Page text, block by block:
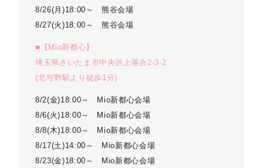
8/26(月)18:00～ 熊谷会場
8/27(火)18:00～ 熊谷会場
■【Mio新都心】
埼玉県さいたま市中央区上落合2-3-2
(北与野駅より徒歩1分)
8/2(金)18:00～ Mio新都心会場
8/6(火)18:00～ Mio新都心会場
8/8(木)18:00～ Mio新都心会場
8/17(土)14:00～ Mio新都心会場
8/23(金)18:00～ Mio新都心会場